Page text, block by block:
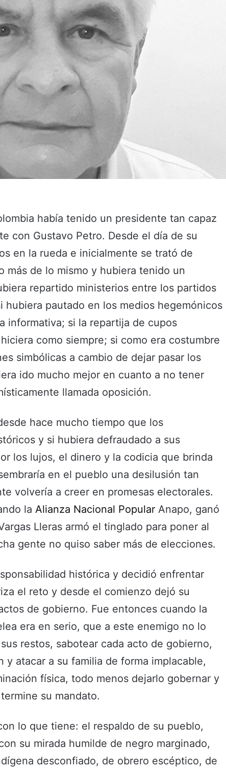
había tenido un presidente tan capaz
con Gustavo Petro. Desde el día de su
en la rueda e inicialmente se trató de
más de lo mismo y hubiera tenido un
repartido ministerios entre los partidos
hubiera pautado en los medios hegemónicos
informativa; si la repartija de cupos
como siempre; si como era costumbre
simbólicas a cambio de dejar pasar los
ido mucho mejor en cuanto a no tener
llamada oposición.
hace mucho tiempo que los
y si hubiera defraudado a sus
los lujos, el dinero y la codicia que brinda
en el pueblo una desilusión tan
volvería a creer en promesas electorales.
la Alianza Nacional Popular Anapo, ganó
Lleras armó el tinglado para poner al
gente no quiso saber más de elecciones.
histórica y decidió enfrentar
el reto y desde el comienzo dejó su
de gobierno. Fue entonces cuando la
era en serio, que a este enemigo no lo
restos, sabotear cada acto de gobierno,
y atacar a su familia de forma implacable,
física, todo menos dejarlo gobernar y
su mandato.
lo que tiene: el respaldo de su pueblo,
su mirada humilde de negro marginado,
desconfiado, de obrero escéptico, de